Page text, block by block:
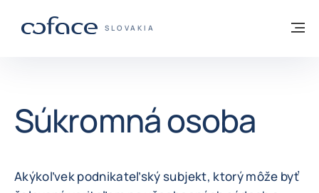
COFACE FOR TRADE - WEBOVÁ STRÁNKA
SLOVAKIA
Späť na domovskú stránku
Súkromná osoba
Akýkoľvek podnikateľský subjekt, ktorý môže byť